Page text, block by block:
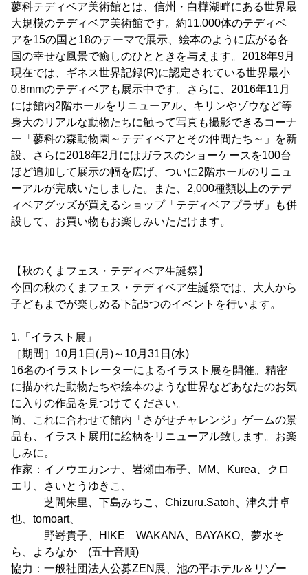
蓼科テディベア美術館とは、信州・白樺湖畔にある世界最
大規模のテディベア美術館です。約11,000体のテディベ
アを15の国と18のテーマで展示、絵本のように広がる各
国の幸せな風景で癒しのひとときを与えます。2018年9月
現在では、ギネス世界記録(R)に認定されている世界最小
0.8mmのテディベアも展示中です。さらに、2016年11月
には館内2階ホールをリニューアル、キリンやゾウなど等
身大のリアルな動物たちに触って写真も撮影できるコーナ
ー「蓼科の森動物園～テディベアとその仲間たち～」を新
設、さらに2018年2月にはガラスのショーケースを100台
ほど追加して展示の幅を広げ、ついに2階ホールのリニュ
ーアルが完成いたしました。また、2,000種類以上のテデ
ィベアグッズが買えるショップ「テディベアプラザ」も併
設して、お買い物もお楽しみいただけます。
【秋のくまフェス・テディベア生誕祭】
今回の秋のくまフェス・テディベア生誕祭では、大人から
子どもまでが楽しめる下記5つのイベントを行います。
1.「イラスト展」
［期間］10月1日(月)～10月31日(水)
16名のイラストレーターによるイラスト展を開催。精密
に描かれた動物たちや絵本のような世界などあなたのお気
に入りの作品を見つけてください。
尚、これに合わせて館内「さがせチャレンジ」ゲームの景
品も、イラスト展用に絵柄をリニューアル致します。お楽
しみに。
作家：イノウエカンナ、岩瀬由布子、MM、Kurea、クロ
エリ、さいとうゆきこ、
芝間朱里、下島みちこ、Chizuru.Satoh、津久井卓
也、tomoart、
野嵜貴子、HIKE WAKANA、BAYAKO、夢水そ
ら、よろなか (五十音順)
協力：一般社団法人公募ZEN展、池の平ホテル＆リゾー